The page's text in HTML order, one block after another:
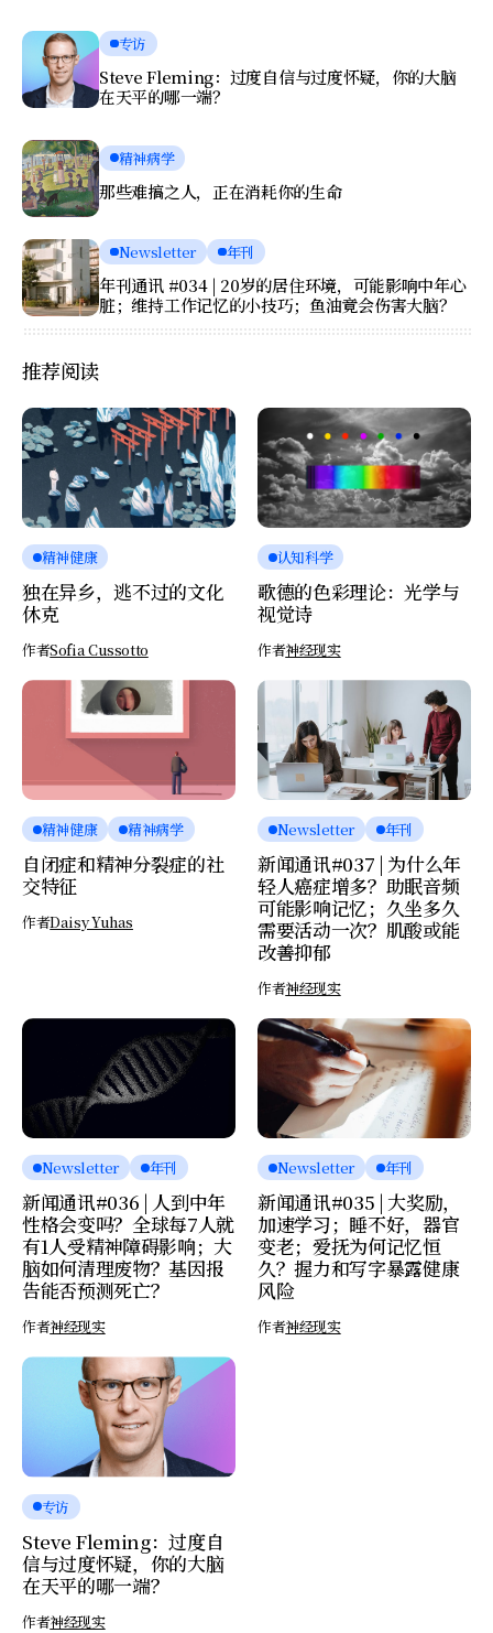
专访
Steve Fleming：过度自信与过度怀疑，你的大脑
在天平的哪一端？
精神病学
那些难搞之人，正在消耗你的生命
Newsletter 年刊
年刊通讯 #034 | 20岁的居住环境，可能影响中年心
脏；维持工作记忆的小技巧；鱼油竟会伤害大脑？
推荐阅读
精神健康
独在异乡，逃不过的文化
休克
作者Sofia Cussotto
认知科学
歌德的色彩理论：光学与
视觉诗
作者神经现实
精神健康 精神病学
自闭症和精神分裂症的社
交特征
作者Daisy Yuhas
Newsletter 年刊
新闻通讯#037 | 为什么年
轻人癌症增多？助眠音频
可能影响记忆；久坐多久
需要活动一次？肌酸或能
改善抑郁
作者神经现实
Newsletter 年刊
新闻通讯#036 | 人到中年
性格会变吗？全球每7人就
有1人受精神障碍影响；大
脑如何清理废物？基因报
告能否预测死亡？
作者神经现实
Newsletter 年刊
新闻通讯#035 | 大奖励，
加速学习；睡不好，器官
变老；爱抚为何记忆恒
久？握力和写字暴露健康
风险
作者神经现实
专访
Steve Fleming：过度自
信与过度怀疑，你的大脑
在天平的哪一端？
作者神经现实